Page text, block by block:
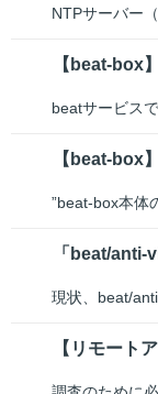
NTPサーバー
beatサービス
【beat-box
”beat-box本体
現状、beat/